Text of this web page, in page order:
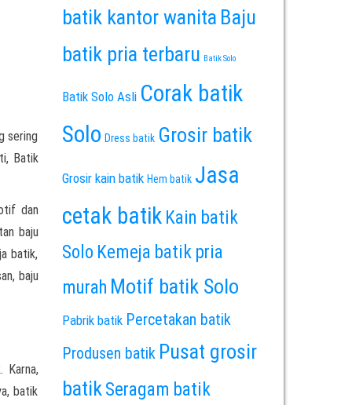
sering
Batik
dan
baju
batik,
baju
Karna,
batik
batik kantor wanita Baju
batik pria terbaru Batik Solo
Batik Solo Asli Corak batik
Solo Dress batik Grosir batik
Grosir kain batik Hem batik Jasa
cetak batik Kain batik
Solo Kemeja batik pria
murah Motif batik Solo
Pabrik batik Percetakan batik
Produsen batik Pusat grosir
batik Seragam batik